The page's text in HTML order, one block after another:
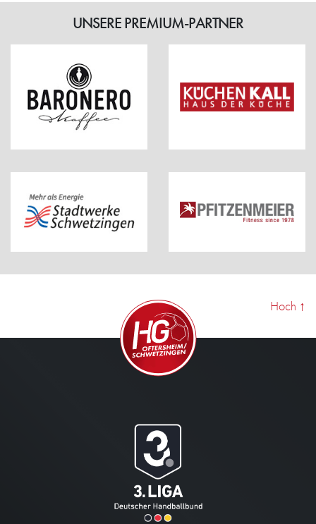
UNSERE PREMIUM-PARTNER
Hoch ↑